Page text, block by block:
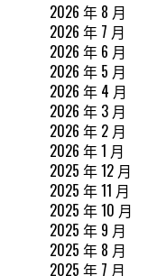
2026 年 8 月
2026 年 7 月
2026 年 6 月
2026 年 5 月
2026 年 4 月
2026 年 3 月
2026 年 2 月
2026 年 1 月
2025 年 12 月
2025 年 11 月
2025 年 10 月
2025 年 9 月
2025 年 8 月
2025 年 7 月